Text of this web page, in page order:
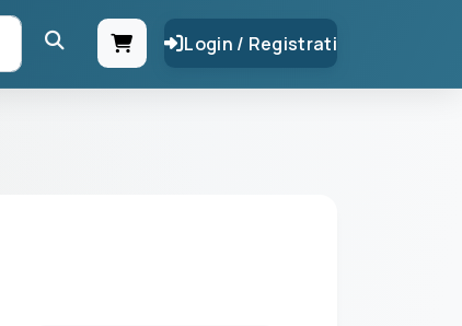
Login / Registrati